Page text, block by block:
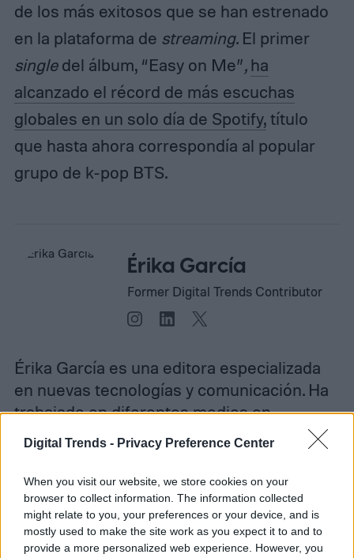
Digital Trends - Privacy Preference Center
When you visit our website, we store cookies on your
browser to collect information. The information collected
might relate to you, your preferences or your device, and is
mostly used to make the site work as you expect it to and to
provide a more personalized web experience. However, you
de los más exitosos que se han estrenado
en la plataforma de streaming. El primer
singledel álbum, “Easy on Me”,ha
alcanzado el récord de más escuchas
globales en un solo día de Spotify,título
que hasta ahora correspondía al popular
grupo de k-pop BTS.
Érika García
Former Digital Trends Contributor
Érika García es una editora especializada
en nuevas tecnologías y comunicación. Ha
trabajado en diferentes medios en…
Topics
TendenciasHomepage